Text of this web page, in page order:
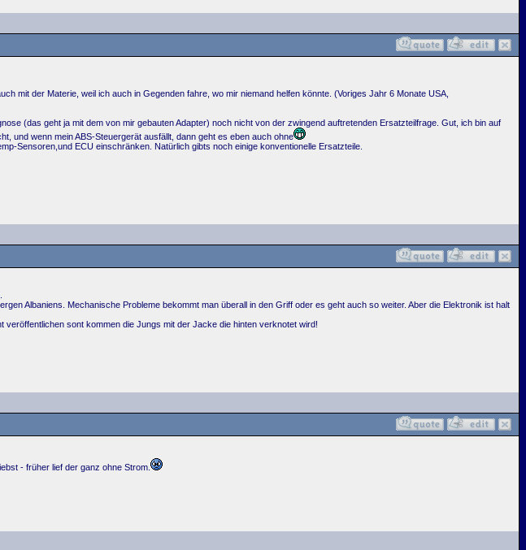
mit der Materie, weil ich auch in Gegenden fahre, wo mir niemand helfen könnte. (Voriges Jahr 6 Monate USA,
(das geht ja mit dem von mir gebauten Adapter) noch nicht von der zwingend auftretenden Ersatzteilfrage. Gut, ich bin auf
und wenn mein ABS-Steuergerät ausfällt, dann geht es eben auch ohne
Sensoren,und ECU einschränken. Natürlich gibts noch einige konventionelle Ersatzteile.
Albaniens. Mechanische Probleme bekommt man überall in den Griff oder es geht auch so weiter. Aber die Elektronik ist halt
sont kommen die Jungs mit der Jacke die hinten verknotet wird!
- früher lief der ganz ohne Strom.